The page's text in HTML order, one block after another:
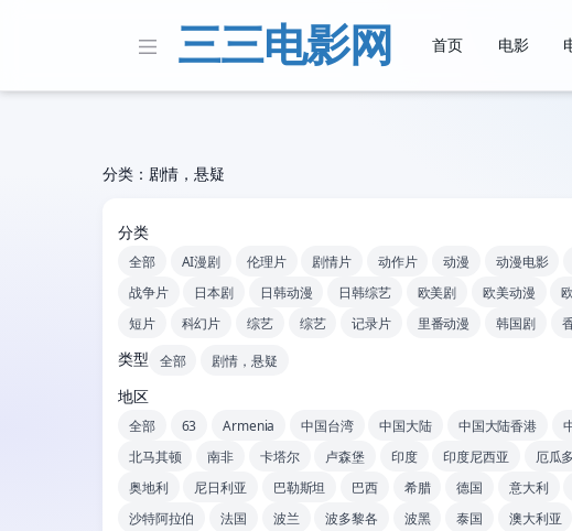
三三电影网 首页 电影
分类：剧情，悬疑
分类
全部 AI漫剧 伦理片 剧情片 动作片 动漫 动漫电影
战争片
日本剧 日韩动漫 日韩综艺 欧美剧 欧美动漫
短片
科幻片 综艺 综艺 记录片 里番动漫 韩国剧
类型 全部 剧情，悬疑
地区
全部 63 Armenia 中国台湾 中国大陆 中国大陆香港
北马其顿
南非 卡塔尔 卢森堡 印度 印度尼西亚 厄瓜
奥地利
尼日利亚 巴勒斯坦 巴西 希腊 德国 意大利
沙特阿拉伯
法国 波兰 波多黎各 波黑 泰国 澳大利亚